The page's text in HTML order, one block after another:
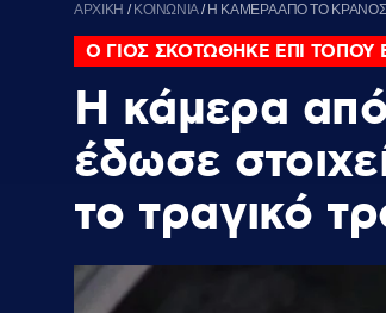
ΑΡΧΙΚΗ / ΚΟΙΝΩΝΙΑ/ Η ΚΑΜΕΡΑ ΑΠΟ ΤΟ ΚΡΑΝΟΣ
Ο ΓΙΟΣ ΣΚΟΤΩΘΗΚΕ ΕΠΙ ΤΟΠΟΥ
Η κάμερα
έδωσε
το τραγικό